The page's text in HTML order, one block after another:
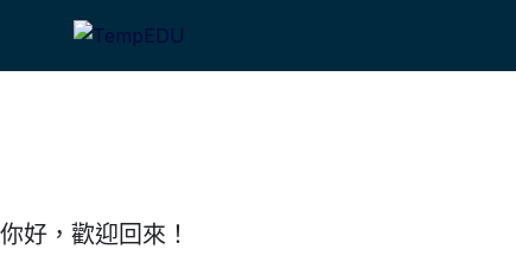
content
你好，歡迎回來！